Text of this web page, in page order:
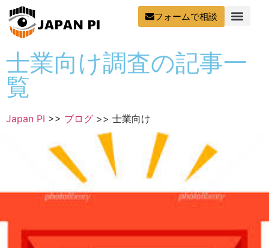
フォームで相談
士業向け調査の記事一
覧
Japan PI >> ブログ >> 士業向け